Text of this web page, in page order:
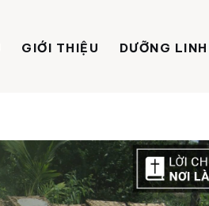
GIỚI THIỆU DƯỠNG LINH